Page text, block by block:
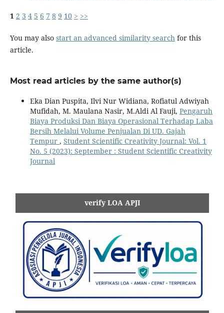
1 2 3 4 5 6 7 8 9 10 > >>
You may also start an advanced similarity search for this
article.
Most read articles by the same author(s)
Eka Dian Puspita, Ilvi Nur Widiana, Rofiatul Adwiyah
Mufidah, M. Maulana Nasir, M.Aldi Al Fauji, Pengaruh
Biaya Produksi Dan Biaya Operasional Terhadap Laba
Bersih Melalui Volume Penjualan Di UD. Gajah
Tempur , Student Scientific Creativity Journal: Vol. 1
No. 5 (2023): September : Student Scientific Creativity
Journal
verify LOA APJI